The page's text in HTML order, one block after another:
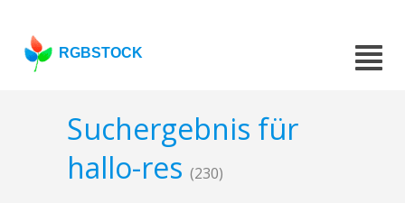
RGBSTOCK
Suchergebnis für
hallo-res (230)